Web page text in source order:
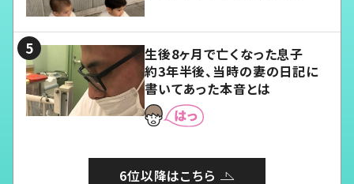
生後8ヶ月で亡くなった息子
約3年半後、当時の妻の日記に
書いてあった本音とは
6位以降はこちら